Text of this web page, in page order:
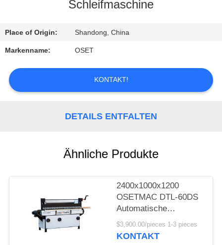
QUALITÄTSKONTROLLE
TRETEN
SIE
VERBINDUNG
FORDERN
SIE EIN
ZITAT
Schleifmaschine
Place of Origin: Shandong, China
Markenname: OSET
KONTAKT!
DETAILS ENTFALTEN
Ähnliche Produkte
2400x1000x1200
OSETMAC DTL-60DS
Automatische
Türplattenprimar-
Sanderschleifmaschine
$3,900.00/pieces 1-3 pieces
KONTAKT